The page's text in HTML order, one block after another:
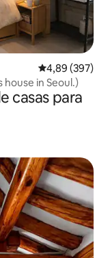
4,89 de uma
4,89 (397)
house in Seoul.)
casas para